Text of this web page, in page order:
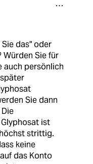
Sie das" oder
Würden Sie für
auch persönlich
Sie dann
ist
strittig.
keine
das Konto